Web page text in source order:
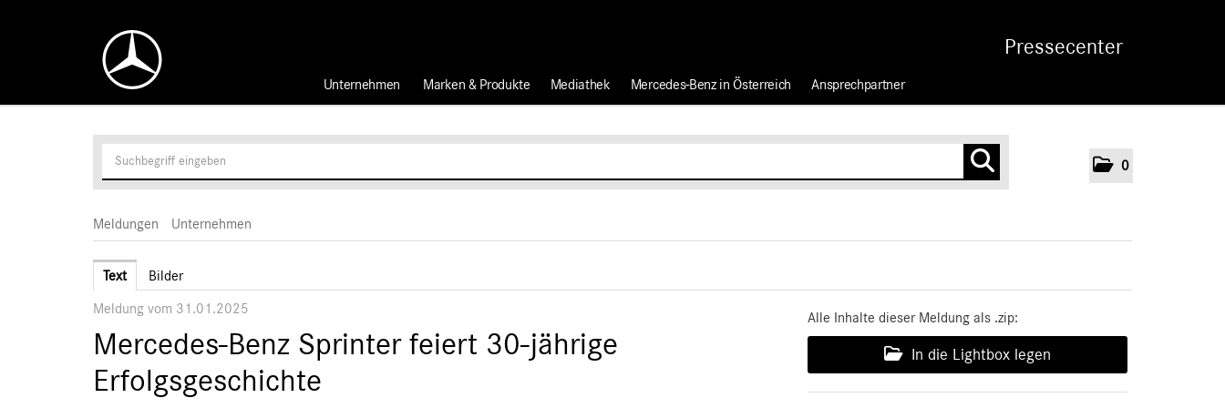
Pressecenter
0
Unternehmen Marken & Produkte Mediathek Mercedes-Benz in Österreich Ansprechpartner
Meldungen Unternehmen
Text Bilder
Meldung vom 31.01.2025
Mercedes-Benz Sprinter feiert 30-jährige
Erfolgsgeschichte
Alle Inhalte dieser Meldung als .zip:
In die Lightbox legen